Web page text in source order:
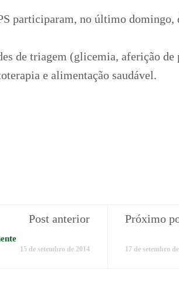
participaram, no último
de triagem (glicemia, aferição
e alimentação saudável.
Post anterior
15 de setembro de 2014
Próximo
17 de setembro